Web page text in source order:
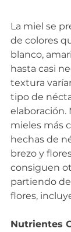
La miel se
de colores
blanco,
hasta casi
textura
tipo de
elaboración.
mieles más
hechas de
brezo y
consiguen
partiendo
flores,
Nutrientes